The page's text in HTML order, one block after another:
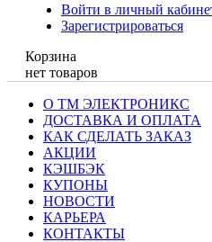
Войти в личный
Зарегистрироваться
Корзина
нет товаров
О ТМ ЭЛЕКТРОНИКС
ДОСТАВКА И ОПЛАТА
КАК СДЕЛАТЬ ЗАКАЗ
АКЦИИ
КЭШБЭК
КУПОНЫ
НОВОСТИ
КАРЬЕРА
КОНТАКТЫ